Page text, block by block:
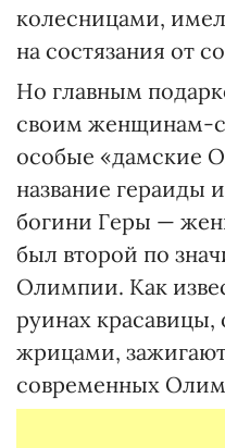
колесницами,
на состязания от
Но главным
своим женщинам-
особые «дамские
название гераиды
богини Геры —
был второй по
Олимпии. Как
руинах
жрицами,
современных